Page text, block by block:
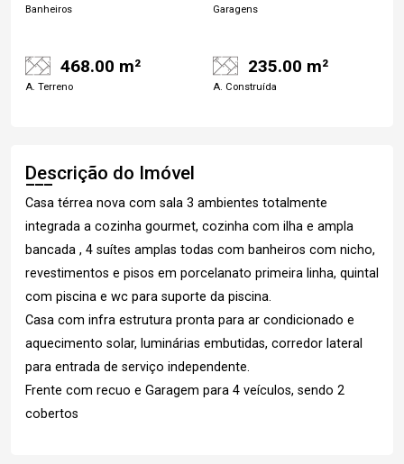
Banheiros Garagens
468.00 m²
A. Terreno
235.00 m²
A. Construída
Descrição do Imóvel
Casa térrea nova com sala 3 ambientes totalmente
integrada a cozinha gourmet, cozinha com ilha e ampla
bancada , 4 suítes amplas todas com banheiros com nicho,
revestimentos e pisos em porcelanato primeira linha, quintal
com piscina e wc para suporte da piscina.
Casa com infra estrutura pronta para ar condicionado e
aquecimento solar, luminárias embutidas, corredor lateral
para entrada de serviço independente.
Frente com recuo e Garagem para 4 veículos, sendo 2
cobertos